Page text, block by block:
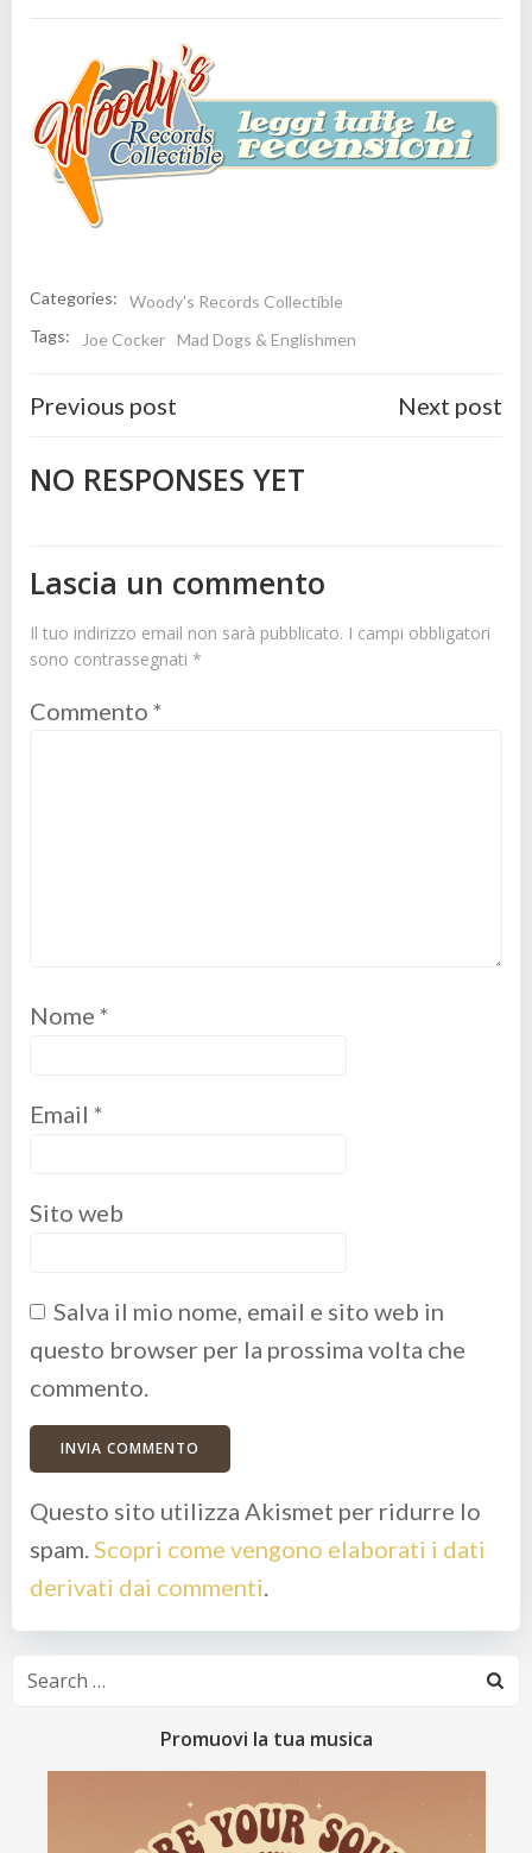
Categories:
Woody's Records Collectible
Tags:
Joe Cocker Mad Dogs & Englishmen
Post
navigation
Previous post Next post
NO RESPONSES YET
Lascia un commento
Il tuo indirizzo email non sarà pubblicato. I campi obbligatori
sono contrassegnati *
Commento *
Nome *
Email *
Sito web
Salva il mio nome, email e sito web in
questo browser per la prossima volta che
commento.
Questo sito utilizza Akismet per ridurre lo
spam.Scopri come vengono elaborati i dati
derivati dai commenti.
Search
Promuovi la tua musica